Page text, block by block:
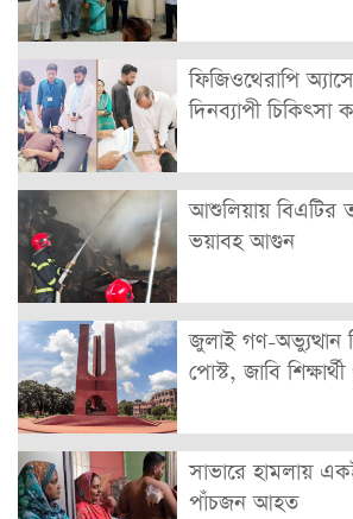
ফিজিওথেরাপি
দিনব্যাপী চিকিৎসা
আশুলিয়ায় বিএটির
ভয়াবহ আগুন
জুলাই গণ-অভ্যুত্থান
পোস্ট, জাবি
সাভারে হামলায়
পাঁচজন আহত